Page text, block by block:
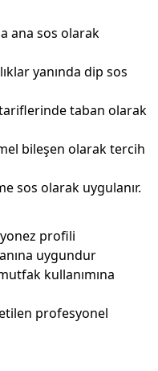
ana sos olarak
yanında dip sos
taban olarak
bileşen olarak tercih
sos olarak uygulanır.
profili
uygundur
kullanımına
profesyonel